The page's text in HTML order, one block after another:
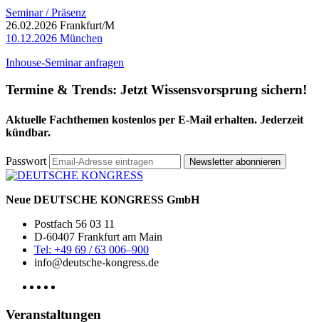
Seminar / Präsenz
26.02.2026 Frankfurt/M
10.12.2026 München
Inhouse-Seminar anfragen
Termine & Trends: Jetzt Wissensvorsprung sichern!
Aktuelle Fachthemen kostenlos per E-Mail erhalten. Jederzeit
kündbar.
Passwort Newsletter abonnieren
Neue DEUTSCHE KONGRESS GmbH
Postfach 56 03 11
D-60407 Frankfurt am Main
Tel: +49 69 / 63 006–900
info@deutsche-kongress.de
Veranstaltungen